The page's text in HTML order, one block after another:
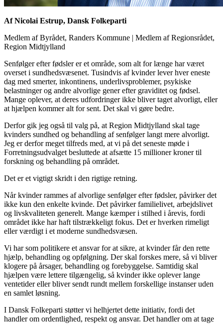
Af Nicolai Estrup, Dansk Folkeparti
Medlem af Byrådet, Randers Kommune | Medlem af Regionsrådet,
Region Midtjylland
Senfølger efter fødsler er et område, som alt for længe har været
overset i sundhedsvæsenet. Tusindvis af kvinder lever hver eneste
dag med smerter, inkontinens, underlivsproblemer, psykiske
belastninger og andre alvorlige gener efter graviditet og fødsel.
Mange oplever, at deres udfordringer ikke bliver taget alvorligt, eller
at hjælpen kommer alt for sent. Det skal vi gøre bedre.
Derfor gik jeg også til valg på, at Region Midtjylland skal tage
kvinders sundhed og behandling af senfølger langt mere alvorligt.
Jeg er derfor meget tilfreds med, at vi på det seneste møde i
Forretningsudvalget besluttede at afsætte 15 millioner kroner til
forskning og behandling på området.
Det er et vigtigt skridt i den rigtige retning.
Når kvinder rammes af alvorlige senfølger efter fødsler, påvirker det
ikke kun den enkelte kvinde. Det påvirker familielivet, arbejdslivet
og livskvaliteten generelt. Mange kæmper i stilhed i årevis, fordi
området ikke har haft tilstrækkeligt fokus. Det er hverken rimeligt
eller værdigt i et moderne sundhedsvæsen.
Vi har som politikere et ansvar for at sikre, at kvinder får den rette
hjælp, behandling og opfølgning. Der skal forskes mere, så vi bliver
klogere på årsager, behandling og forebyggelse. Samtidig skal
hjælpen være lettere tilgængelig, så kvinder ikke oplever lange
ventetider eller bliver sendt rundt mellem forskellige instanser uden
en samlet løsning.
I Dansk Folkeparti støtter vi helhjertet dette initiativ, fordi det
handler om ordentlighed, respekt og ansvar. Det handler om at tage